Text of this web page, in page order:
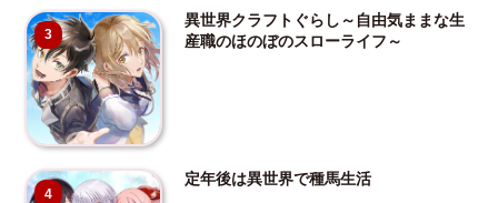
3
異世界クラフトぐらし～自由気ままな生
産職のほのぼのスローライフ～
4
定年後は異世界で種馬生活